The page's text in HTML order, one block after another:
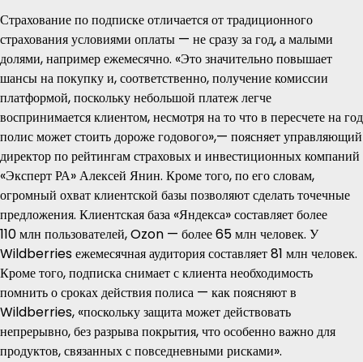
Страхование по подписке отличается от традиционного
страхования условиями оплаты — не сразу за год, а малыми
долями, например ежемесячно. «Это значительно повышает
шансы на покупку и, соответственно, получение комиссии
платформой, поскольку небольшой платеж легче
воспринимается клиентом, несмотря на то что в пересчете на год
полис может стоить дороже годового»,— поясняет управляющий
директор по рейтингам страховых и инвестиционных компаний
«Эксперт РА» Алексей Янин. Кроме того, по его словам,
огромный охват клиентской базы позволяют сделать точечные
предложения. Клиентская база «Яндекса» составляет более
110 млн пользователей, Ozon — более 65 млн человек. У
Wildberries ежемесячная аудитория составляет 81 млн человек.
Кроме того, подписка снимает с клиента необходимость
помнить о сроках действия полиса — как поясняют в
Wildberries, «поскольку защита может действовать
непрерывно, без разрыва покрытия, что особенно важно для
продуктов, связанных с повседневными рисками».